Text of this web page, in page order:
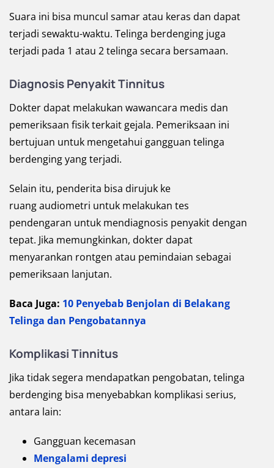
Suara ini bisa muncul samar atau keras dan dapat
terjadi sewaktu-waktu. Telinga berdenging juga
terjadi pada 1 atau 2 telinga secara bersamaan.
Diagnosis Penyakit Tinnitus
Dokter dapat melakukan wawancara medis dan
pemeriksaan fisik terkait gejala. Pemeriksaan ini
bertujuan untuk mengetahui gangguan telinga
berdenging yang terjadi.
Selain itu, penderita bisa dirujuk ke
ruang audiometri untuk melakukan tes
pendengaran untuk mendiagnosis penyakit dengan
tepat. Jika memungkinkan, dokter dapat
menyarankan rontgen atau pemindaian sebagai
pemeriksaan lanjutan.
Baca Juga: 10 Penyebab Benjolan di Belakang
Telinga dan Pengobatannya
KomplikasiTinnitus
Jika tidak segera mendapatkan pengobatan, telinga
berdenging bisa menyebabkan komplikasi serius,
antara lain:
Gangguan kecemasan
Mengalami depresi